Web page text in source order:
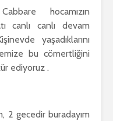
hocamızın
canlı canlı devam
yaşadıklarını
bu cömertliğini
ediyoruz .
2 gecedir buradayım